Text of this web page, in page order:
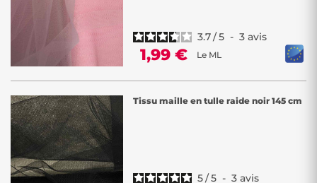
3.7/5 - 3 avis
1,99 € Le ML
Tissu maille en tulle raide noir 145 cm
5/5 - 3 avis